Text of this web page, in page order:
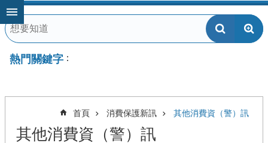
跳到主要內容區塊
熱門關鍵字
首頁 消費保護新訊 其他消費資（警）訊
其他消費資（警）訊